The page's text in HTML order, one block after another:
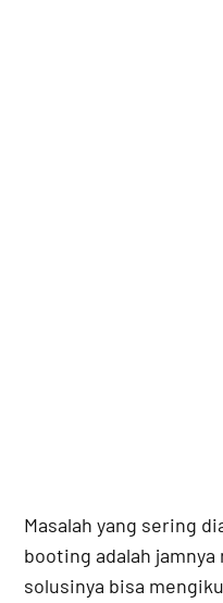
Masalah yang sering
booting adalah
solusinya bisa